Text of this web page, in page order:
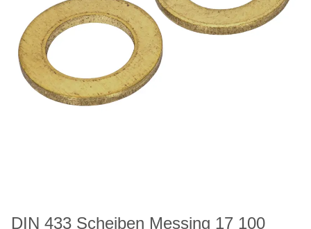
DIN 433 Scheiben Messing 17 100